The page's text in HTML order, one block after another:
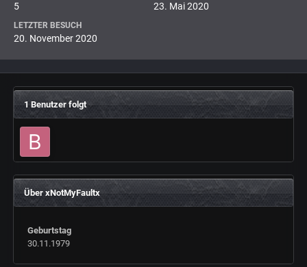
5 23. Mai 2020
LETZTER BESUCH
20. November 2020
1 Benutzer folgt
Über xNotMyFaultx
Geburtstag
30.11.1979